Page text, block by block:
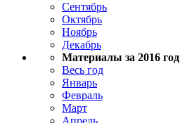
Сентябрь
Октябрь
Ноябрь
Декабрь
Материалы за 2016 год
Весь год
Январь
Февраль
Март
Апрель